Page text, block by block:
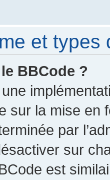
et types
BBCode ?
sur la mise en
par
sur
est